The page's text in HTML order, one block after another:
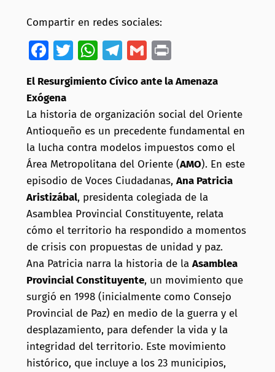
Compartir en redes sociales:
Facebook
Twitter
WhatsApp
Telegram
GmailPrint
El Resurgimiento Cívico ante la Amenaza
Exógena
La historia de organización social del Oriente
Antioqueño es un precedente fundamental en
la lucha contra modelos impuestos como el
Área Metropolitana del Oriente (AMO). En este
episodio de Voces Ciudadanas, Ana Patricia
Aristizábal, presidenta colegiada de la
Asamblea Provincial Constituyente, relata
cómo el territorio ha respondido a momentos
de crisis con propuestas de unidad y paz.
Ana Patricia narra la historia de la Asamblea
Provincial Constituyente, un movimiento que
surgió en 1998 (inicialmente como Consejo
Provincial de Paz) en medio de la guerra y el
desplazamiento, para defender la vida y la
integridad del territorio. Este movimiento
histórico, que incluye a los 23 municipios,